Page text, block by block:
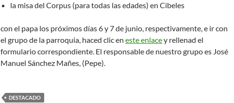
la misa del Corpus (para todas las edades) en Cibeles
con el papa los próximos días 6 y 7 de junio, respectivamente, e ir con
el grupo de la parroquia, haced clic en este enlacey rellenad el
formulario correspondiente. El responsable de nuestro grupo es José
Manuel Sánchez Mañes, (Pepe).
DESTACADO